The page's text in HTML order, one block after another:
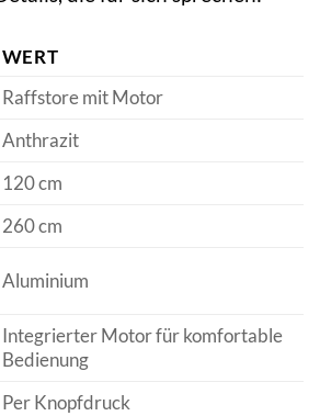
WERT
Raffstore mit Motor
Anthrazit
120 cm
260 cm
Aluminium
Integrierter Motor für komfortable
Bedienung
Per Knopfdruck